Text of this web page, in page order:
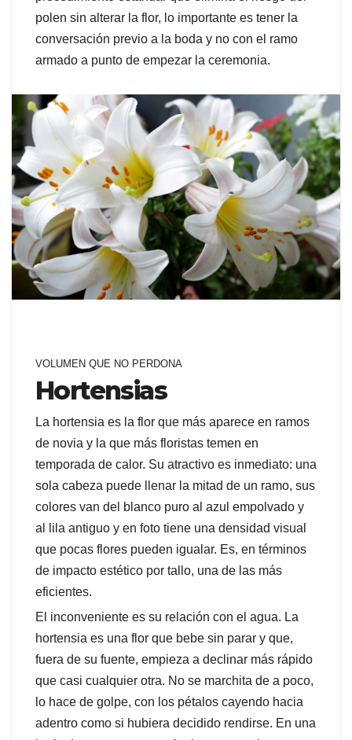
polen sin alterar la flor, lo importante es tener la
conversación previo a la boda y no con el ramo
armado a punto de empezar la ceremonia.
VOLUMEN QUE NO PERDONA
Hortensias
La hortensia es la flor que más aparece en ramos
de novia y la que más floristas temen en
temporada de calor. Su atractivo es inmediato: una
sola cabeza puede llenar la mitad de un ramo, sus
colores van del blanco puro al azul empolvado y
al lila antiguo y en foto tiene una densidad visual
que pocas flores pueden igualar. Es, en términos
de impacto estético por tallo, una de las más
eficientes.
El inconveniente es su relación con el agua. La
hortensia es una flor que bebe sin parar y que,
fuera de su fuente, empieza a declinar más rápido
que casi cualquier otra. No se marchita de a poco,
lo hace de golpe, con los pétalos cayendo hacia
adentro como si hubiera decidido rendirse. En una